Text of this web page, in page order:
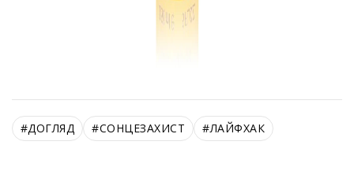
#ДОГЛЯД #СОНЦЕЗАХИСТ #ЛАЙФХАК